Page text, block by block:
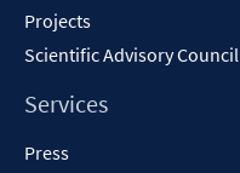
Projects
Scientific Advisory Council
Services
Press